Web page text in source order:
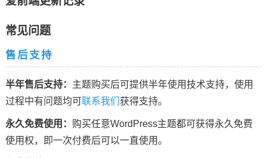
常见问题
售后支持
半年售后支持： 主题购买后可提供半年使用技术支持，使用
过程中有问题均可联系我们 获得支持。
永久免费使用： 购买任意WordPress主题都可获得永久免费
使用权，即一次付费后可以一直使用。